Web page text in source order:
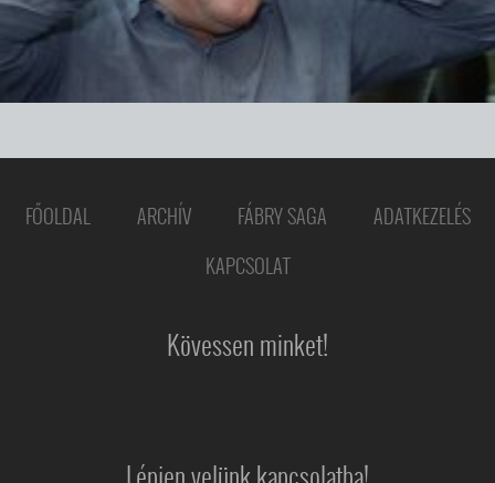
FŐOLDAL ARCHÍV FÁBRY SAGA
ADATKEZELÉS
KAPCSOLAT
Kövessen minket!